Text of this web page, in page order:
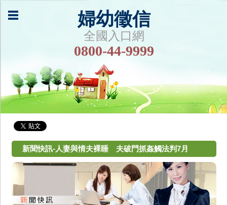
婦幼徵信
全國入口網
0800-44-9999
新聞快訊-人妻與情夫裸睡 夫破門抓姦觸法判7月